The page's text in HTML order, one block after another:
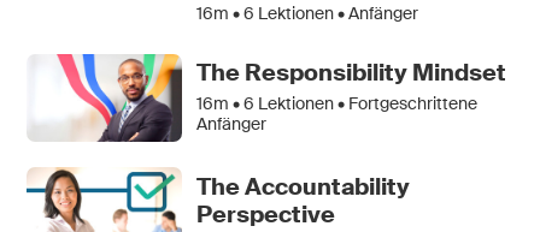
16m •6 Lektionen • Anfänger
The Responsibility Mindset
16m •6 Lektionen • Fortgeschrittene
Anfänger
The Accountability
Perspective